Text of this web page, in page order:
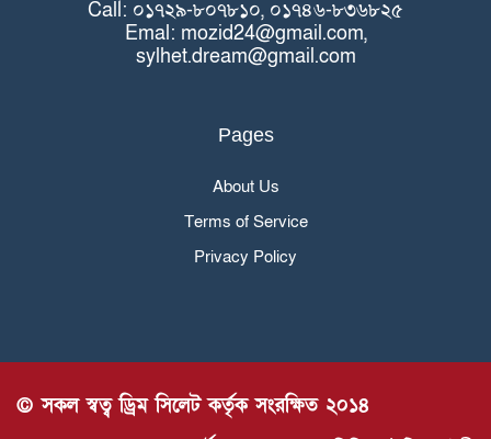
Call: ০১৭২৯-৮০৭৮১০, ০১৭৪৬-৮৩৬৮২৫
Emal: mozid24@gmail.com,
sylhet.dream@gmail.com
Pages
About Us
Terms of Service
Privacy Policy
© সকল স্বত্ব ড্রিম সিলেট কর্তৃক সংরক্ষিত ২০১৪